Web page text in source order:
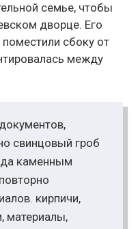
семье, чтобы
дворце. Его
сбоку от
между
свинцовый гроб
каменным
кирпичи,
материалы,